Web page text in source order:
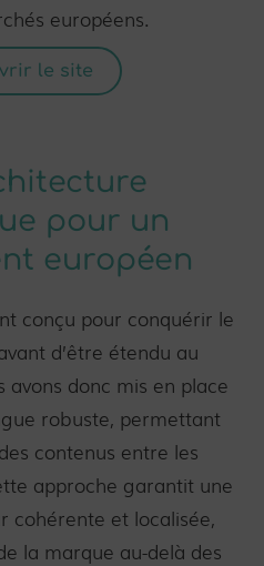
européens.
le site
pour un
européen
conçu pour conquérir le
d’être étendu au
donc mis en place
robuste, permettant
contenus entre les
approche garantit une
cohérente et localisée,
la marque au-delà des